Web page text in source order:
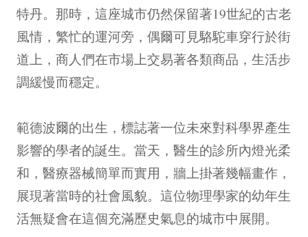
特丹。那時，這座城市仍然保留著19世紀的古老
風情，繁忙的運河旁，偶爾可見駱駝車穿行於街
道上，商人們在市場上交易著各類商品，生活步
調緩慢而穩定。
範德波爾的出生，標誌著一位未來對科學界產生
影響的學者的誕生。當天，醫生的診所內燈光柔
和，醫療器械簡單而實用，牆上掛著幾幅畫作，
展現著當時的社會風貌。這位物理學家的幼年生
活無疑會在這個充滿歷史氣息的城市中展開。